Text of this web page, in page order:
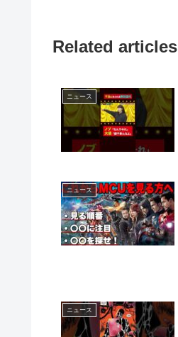
Related articles
ニュース
ニュース
ニュース